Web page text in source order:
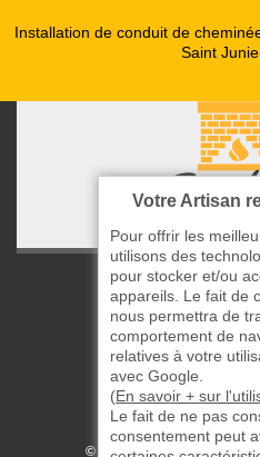
Installation de conduit de
Saint
ccas le
87220
05 33
06 37
Siret :
©2019 - 2026 TOUS
Votre Artisan
Pour offrir les
utilisons des
pour stocker et/ou
appareils. Le fait de
nous permettra de
comportement de
relatives à votre
avec Google.
(En savoir + sur
Le fait de ne pas
consentement peut